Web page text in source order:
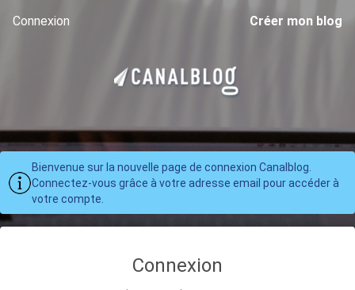
Connexion Créer mon blog
Bienvenue sur la nouvelle page de connexion Canalblog.
Connectez-vous grâce à votre adresse email pour accéder à
votre compte.
Connexion